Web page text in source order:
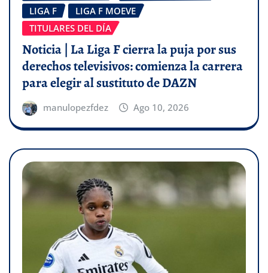
LIGA F
LIGA F MOEVE
TITULARES DEL DÍA
Noticia | La Liga F cierra la puja por sus
derechos televisivos: comienza la carrera
para elegir al sustituto de DAZN
manulopezfdez Ago 10, 2026